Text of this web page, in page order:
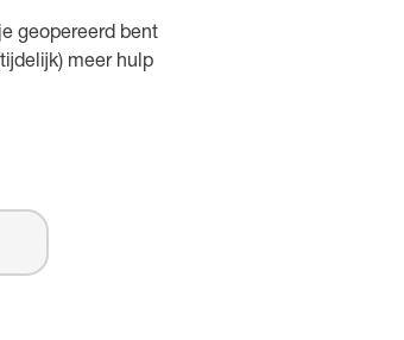
geopereerd bent
meer hulp